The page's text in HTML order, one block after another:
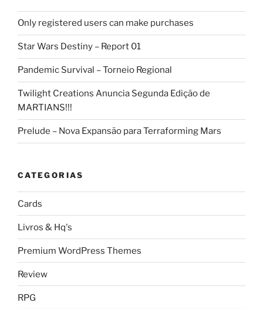
Only registered users can make purchases
Star Wars Destiny – Report 01
Pandemic Survival – Torneio Regional
Twilight Creations Anuncia Segunda Edição de
MARTIANS!!!
Prelude – Nova Expansão para Terraforming Mars
CATEGORIAS
Cards
Livros & Hq's
Premium WordPress Themes
Review
RPG